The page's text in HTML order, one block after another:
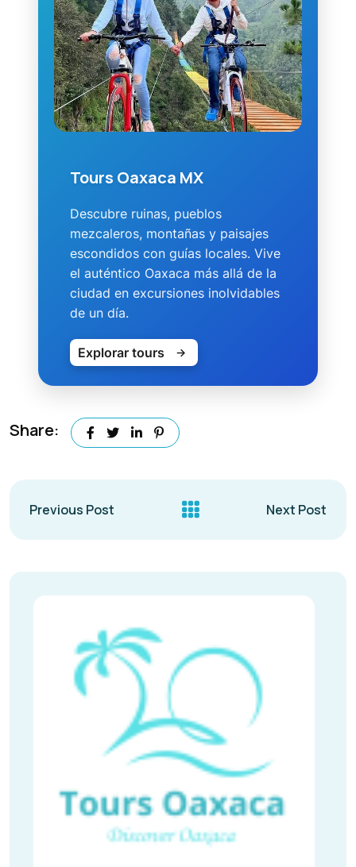
Tours Oaxaca MX
Descubre ruinas, pueblos
mezcaleros, montañas y paisajes
escondidos con guías locales. Vive
el auténtico Oaxaca más allá de la
ciudad en excursiones inolvidables
de un día.
Explorar tours →
Share:
Previous Post Next Post